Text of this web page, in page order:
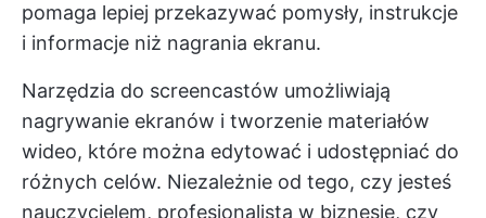
pomaga lepiej przekazywać pomysły, instrukcje
i informacje niż nagrania ekranu.
Narzędzia do screencastów umożliwiają
nagrywanie ekranów i tworzenie materiałów
wideo, które można edytować i udostępniać do
różnych celów. Niezależnie od tego, czy jesteś
nauczycielem, profesjonalistą w biznesie, czy